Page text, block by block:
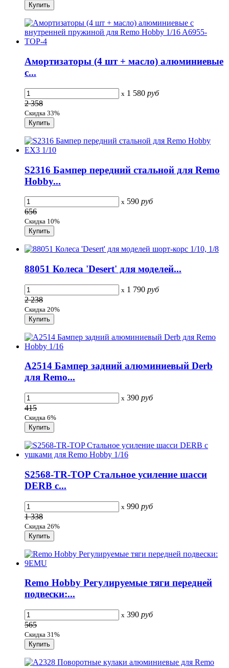
Амортизаторы (4 шт + масло) алюминиевые
с...
x 1 580 руб
2 358
Скидка 33%
S2316 Бампер передний стальной для Remo
Hobby...
x 590 руб
656
Скидка 10%
88051 Колеса 'Desert' для моделей...
x 1 790 руб
2 238
Скидка 20%
A2514 Бампер задний алюминиевый Derb
для Remo...
x 390 руб
415
Скидка 6%
S2568-TR-TOP Стальное усиление шасси
DERB с...
x 990 руб
1 338
Скидка 26%
Remo Hobby Регулируемые тяги передней
подвески:...
x 390 руб
565
Скидка 31%